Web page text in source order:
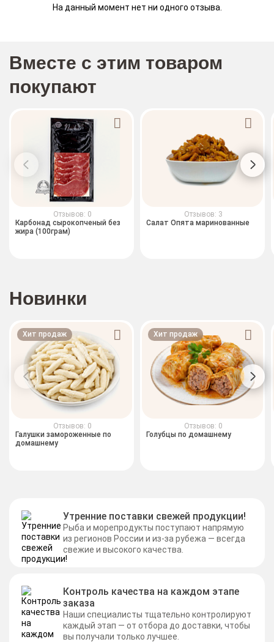
На данный момент нет ни одного отзыва.
Вместе с этим товаром
покупают
Отзывов: 0
Карбонад сырокопченый без
жира (100грам)
Отзывов: 3
Салат Опята маринованные
Новинки
Хит продаж
Отзывов: 0
Галушки замороженные по
домашнему
Хит продаж
Отзывов: 0
Голубцы по домашнему
Утренние поставки свежей продукции!
Рыба и морепродукты поступают напрямую
из регионов России и из-за рубежа — всегда
свежие и высокого качества.
Контроль качества на каждом этапе
заказа
Наши специалисты тщательно контролируют
каждый этап — от отбора до доставки, чтобы
вы получали только лучшее.